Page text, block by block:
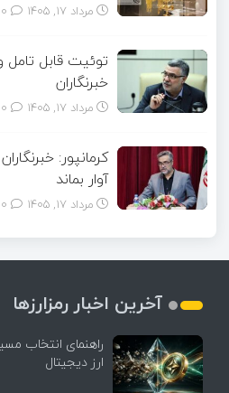
مرداد ۱۷, ۱۴۰۵
توئیت قابل تامل
خبرنگاران
مرداد ۱۷, ۱۴۰۵
کرمانپور:
آوار بماند
مرداد ۱۷, ۱۴۰۵
آخرین اخبار رمزارزها
راهنمای انتخاب
ارز دیجیتال